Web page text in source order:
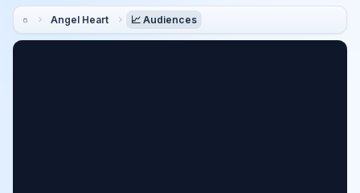
Angel Heart 📈 Audiences